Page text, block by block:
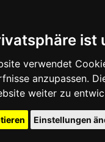
ist
verwendet
anzupassen.
weiter zu
Einstellungen